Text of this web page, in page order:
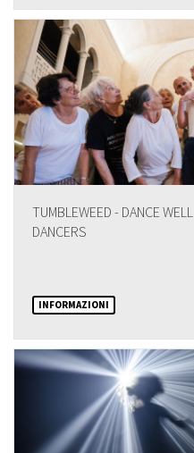
TUMBLEWEED - DANCE WELL
DANCERS
INFORMAZIONI